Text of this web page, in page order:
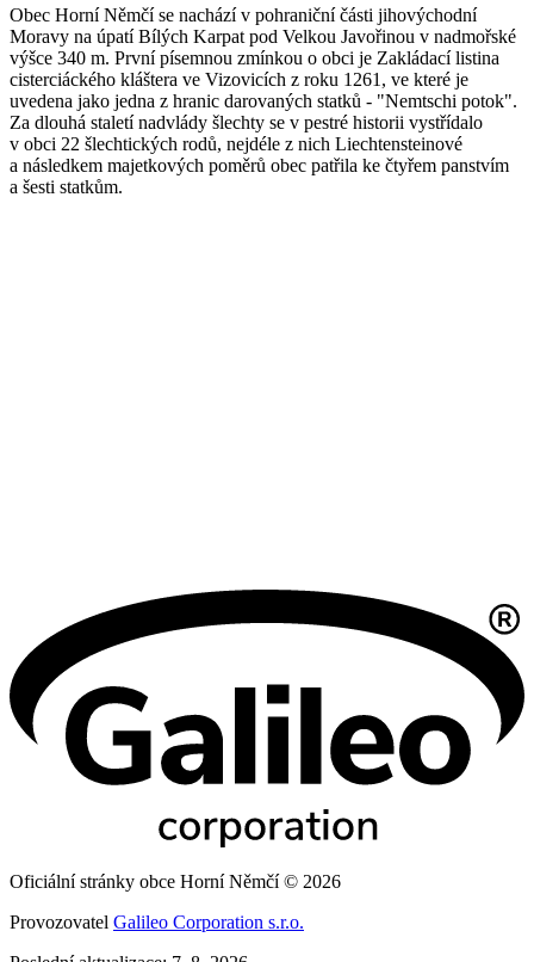
Obec Horní Němčí se nachází v pohraniční části jihovýchodní
Moravy na úpatí Bílých Karpat pod Velkou Javořinou v nadmořské
výšce 340 m. První písemnou zmínkou o obci je Zakládací listina
cisterciáckého kláštera ve Vizovicích z roku 1261, ve které je
uvedena jako jedna z hranic darovaných statků - "Nemtschi potok".
Za dlouhá staletí nadvlády šlechty se v pestré historii vystřídalo
v obci 22 šlechtických rodů, nejdéle z nich Liechtensteinové
a následkem majetkových poměrů obec patřila ke čtyřem panstvím
a šesti statkům.
Oficiální stránky obce Horní Němčí © 2026
Provozovatel Galileo Corporation s.r.o.